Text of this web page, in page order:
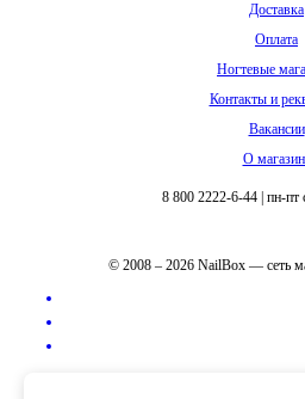
Доставка
Оплата
Ногтевые
Контакты и
Вакансии
О
8 800 2222-6-44 пн-пт
© 2008 – 2026 NailBox — сеть